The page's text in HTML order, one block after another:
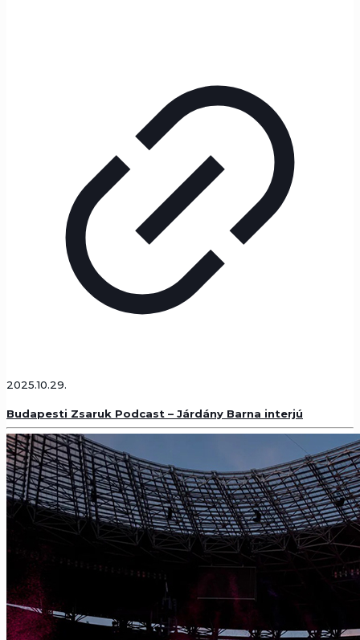
2025.10.29.
Budapesti Zsaruk Podcast – Járdány Barna interjú